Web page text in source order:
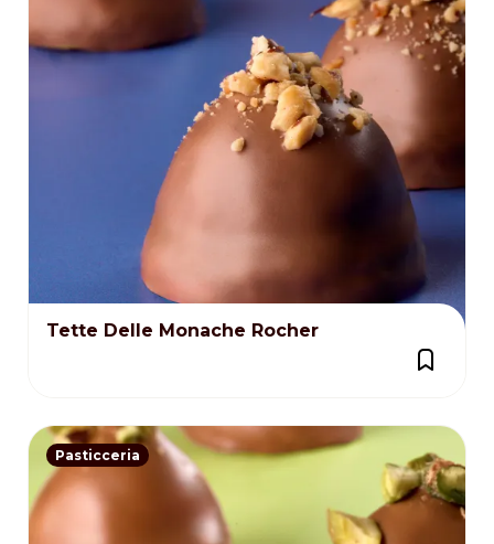
Tette Delle Monache Rocher
Pasticceria